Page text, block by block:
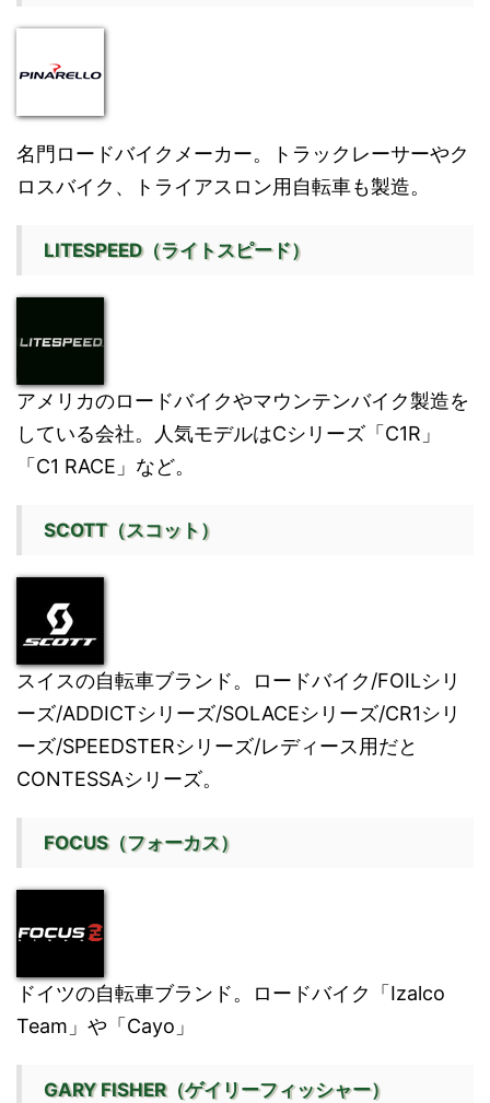
名門ロードバイクメーカー。トラックレーサーやク
ロスバイク、トライアスロン用自転車も製造。
LITESPEED（ライトスピード）
アメリカのロードバイクやマウンテンバイク製造を
している会社。人気モデルはCシリーズ「C1R」
「C1 RACE」など。
SCOTT（スコット）
スイスの自転車ブランド。ロードバイク/FOILシリ
ーズ/ADDICTシリーズ/SOLACEシリーズ/CR1シリ
ーズ/SPEEDSTERシリーズ/レディース用だと
CONTESSAシリーズ。
FOCUS（フォーカス）
ドイツの自転車ブランド。ロードバイク「Izalco
Team」や「Cayo」
GARY FISHER（ゲイリーフィッシャー）